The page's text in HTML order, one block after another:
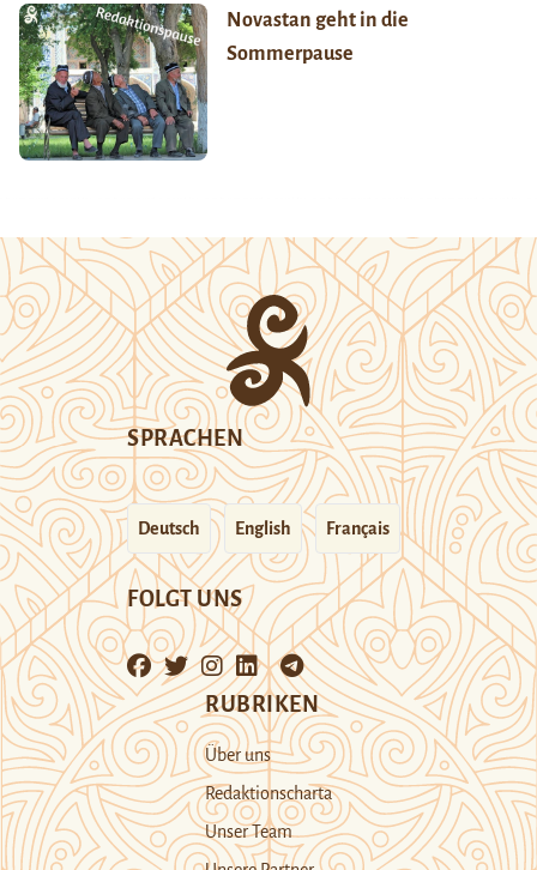
Novastan geht in die
Sommerpause
SPRACHEN
Deutsch English Français
FOLGT UNS
RUBRIKEN
Über uns
Redaktionscharta
Unser Team